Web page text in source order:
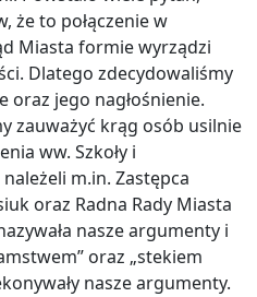
że to połączenie w
Miasta formie wyrządzi
Dlatego zdecydowaliśmy
oraz jego nagłośnienie.
zauważyć krąg osób usilnie
ww. Szkoły i
m.in. Zastępca
oraz Radna Rady Miasta
nasze argumenty i
oraz „stekiem
nasze argumenty.